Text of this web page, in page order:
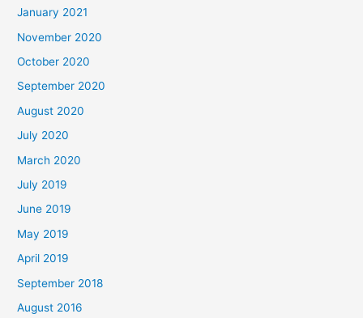
January 2021
November 2020
October 2020
September 2020
August 2020
July 2020
March 2020
July 2019
June 2019
May 2019
April 2019
September 2018
August 2016